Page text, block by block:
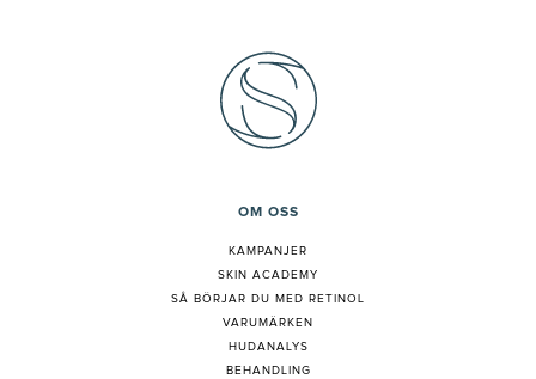
OM OSS
KAMPANJER
SKIN ACADEMY
SÅ BÖRJAR DU MED RETINOL
VARUMÄRKEN
HUDANALYS
BEHANDLING